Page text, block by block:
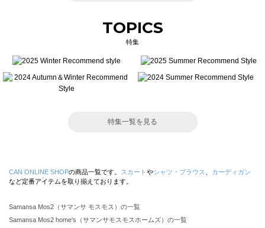
TOPICS
特集
特集一覧を見る
CAN ONLINE SHOPの商品一覧です。 スカート やシャツ・ブラウス
カーディガン
など定番アイテムを取り揃えております。
Samansa Mos2（サマンサ モスモス）の一覧
Samansa Mos2 home's（サマンサモスモスホームズ）の一覧